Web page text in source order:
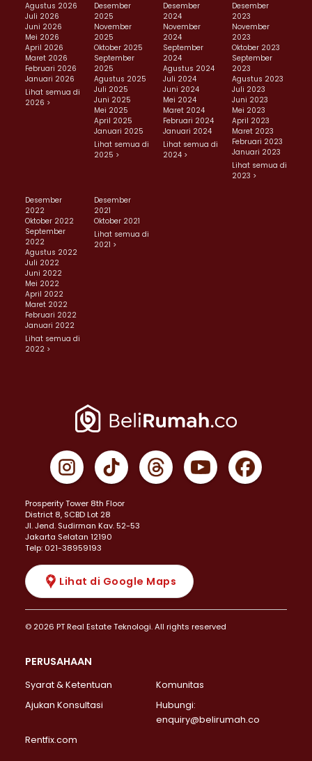
Agustus 2026
Juli 2026
Juni 2026
Mei 2026
April 2026
Maret 2026
Februari 2026
Januari 2026
Lihat semua di
2026 >
Desember
2025
November
2025
Oktober 2025
September
2025
Agustus 2025
Juli 2025
Juni 2025
Mei 2025
April 2025
Januari 2025
Lihat semua di
2025 >
Desember
2024
November
2024
September
2024
Agustus 2024
Juli 2024
Juni 2024
Mei 2024
Maret 2024
Februari 2024
Januari 2024
Lihat semua di
2024 >
Desember
2023
November
2023
Oktober 2023
September
2023
Agustus 2023
Juli 2023
Juni 2023
Mei 2023
April 2023
Maret 2023
Februari 2023
Januari 2023
Lihat semua di
2023 >
Desember
2022
Oktober 2022
September
2022
Agustus 2022
Juli 2022
Juni 2022
Mei 2022
April 2022
Maret 2022
Februari 2022
Januari 2022
Lihat semua di
2022 >
Desember
2021
Oktober 2021
Lihat semua di
2021 >
Prosperity Tower 8th Floor
District 8, SCBD Lot 28
JI. Jend. Sudirman Kav. 52-53
Jakarta Selatan 12190
Telp: 021-38959193
Lihat di Google Maps
© 2026 PT Real Estate Teknologi. All rights reserved
PERUSAHAAN
Syarat & Ketentuan
Komunitas
Ajukan Konsultasi
Hubungi:
enquiry@belirumah.co
Rentfix.com